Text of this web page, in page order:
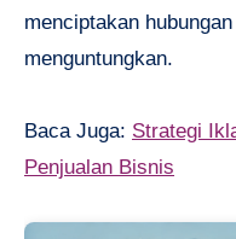
menciptakan
menguntungkan.
Baca Juga: Strategi
Penjualan Bisnis